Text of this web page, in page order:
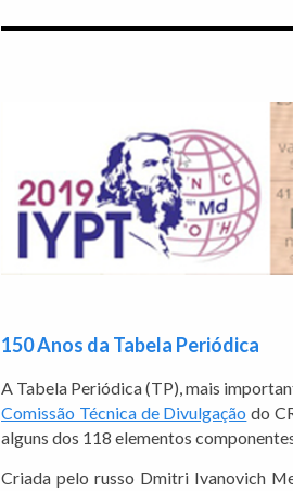
150 Anos da Tabela Periódica
A Tabela Periódica (TP), mais
Comissão Técnica de Divulgação do
alguns dos 118 elementos
Criada pelo russo Dmitri Ivanovich